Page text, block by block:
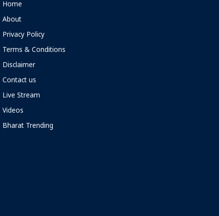
Home
About
Privacy Policy
Terms & Conditions
Disclaimer
Contact us
Live Stream
Videos
Bharat Trending